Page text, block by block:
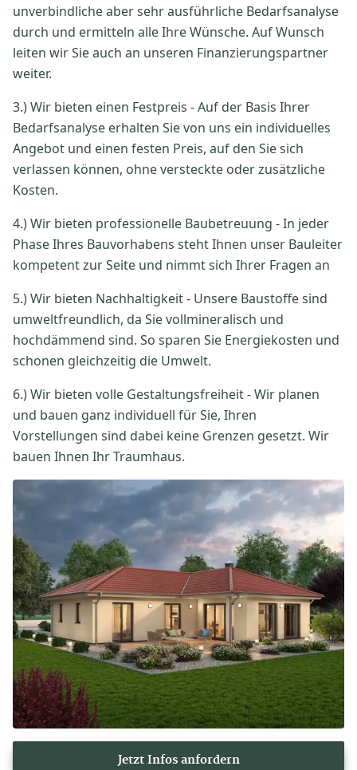
unverbindliche aber sehr ausführliche Bedarfsanalyse
durch und ermitteln alle Ihre Wünsche. Auf Wunsch
leiten wir Sie auch an unseren Finanzierungspartner
weiter.
3.) Wir bieten einen Festpreis - Auf der Basis Ihrer
Bedarfsanalyse erhalten Sie von uns ein individuelles
Angebot und einen festen Preis, auf den Sie sich
verlassen können, ohne versteckte oder zusätzliche
Kosten.
4.) Wir bieten professionelle Baubetreuung - In jeder
Phase Ihres Bauvorhabens steht Ihnen unser Bauleiter
kompetent zur Seite und nimmt sich Ihrer Fragen an
5.) Wir bieten Nachhaltigkeit - Unsere Baustoffe sind
umweltfreundlich, da Sie vollmineralisch und
hochdämmend sind. So sparen Sie Energiekosten und
schonen gleichzeitig die Umwelt.
6.) Wir bieten volle Gestaltungsfreiheit - Wir planen
und bauen ganz individuell für Sie, Ihren
Vorstellungen sind dabei keine Grenzen gesetzt. Wir
bauen Ihnen Ihr Traumhaus.
Jetzt Infos anfordern